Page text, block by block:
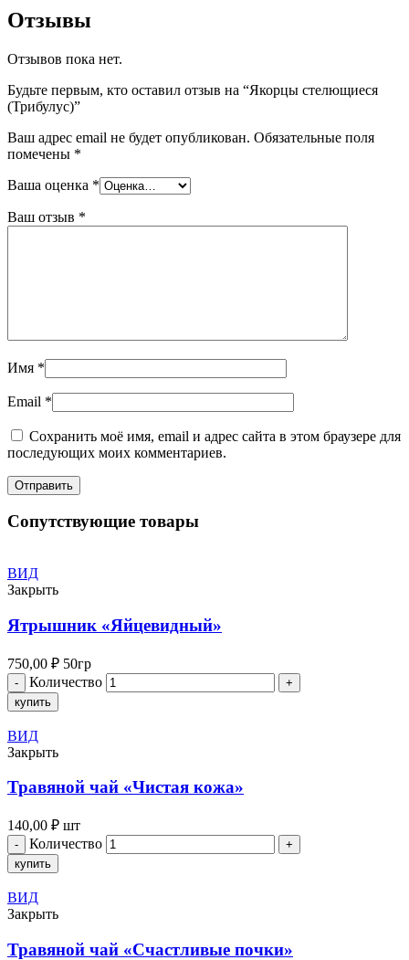
Отзывы
Отзывов пока нет.
Будьте первым, кто оставил отзыв на “Якорцы стелющиеся
(Трибулус)”
Ваш адрес email не будет опубликован. Обязательные поля
помечены *
Ваша оценка *
Ваш отзыв *
Имя *
Email *
Сохранить моё имя, email и адрес сайта в этом браузере для
последующих моих комментариев.
Сопутствующие товары
ВИД
Закрыть
Ятрышник «Яйцевидный»
750,00 ₽ 50гр
Количество
купить
ВИД
Закрыть
Травяной чай «Чистая кожа»
140,00 ₽ шт
Количество
купить
ВИД
Закрыть
Травяной чай «Счастливые почки»